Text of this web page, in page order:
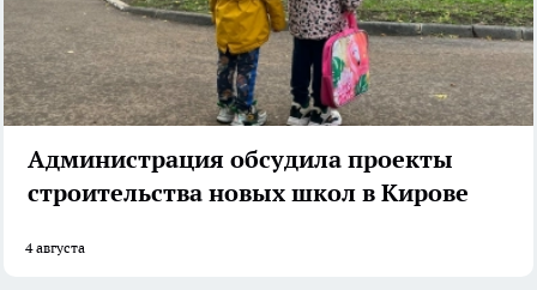
Администрация обсудила проекты
строительства новых школ в Кирове
4 августа